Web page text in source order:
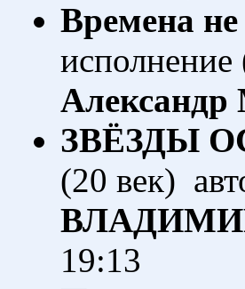
Времена
Александр
ЗВЁЗДЫ
(20 век)
19:13